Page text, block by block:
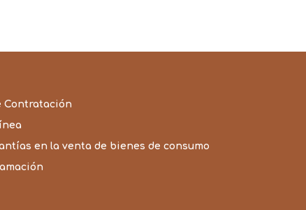
Contratación
en la venta de bienes de consumo